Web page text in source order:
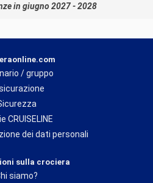
in giugno 2027 - 2028
/ gruppo
CRUISELINE
dei dati personali
sulla crociera
siamo?